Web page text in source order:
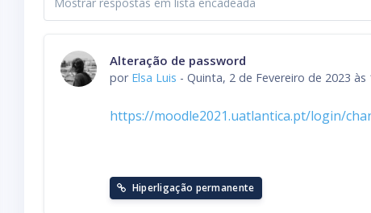
visualização
Alteração de password
por Elsa Luis - Quinta, 2 de Fevereiro de 2023 às
Número de respostas: 0
https://moodle2021.uatlantica.pt/login/
Hiperligação permanente